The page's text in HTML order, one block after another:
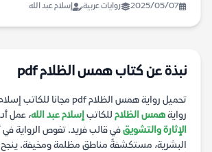
2025/05/07 روايات عربية إسلام عبد الله
نبذة عن كتاب همس الظلام pdf
تحميل رواية همس الظلام pdf مجانا للكاتب إسلام عبد الله
روايةهمس الظلام للكاتب إسلام عبد الله، عمل
الإثارة والتشويقفي قالب فريد. تغوص الرواية
البشرية، مستكشفةً مناطق مظلمة ومخيفة. ينجح